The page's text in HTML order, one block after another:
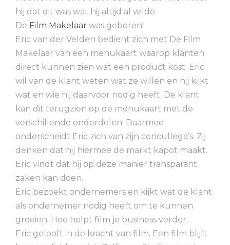
hij dat dit was wat hij altijd al wilde.
De Film Makelaar was geboren!
Eric van der Velden bedient zich met De Film
Makelaar van een menukaart waarop klanten
direct kunnen zien wat een product kost. Eric
wil van de klant weten wat ze willen en hij kijkt
wat en wie hij daarvoor nodig heeft. De klant
kan dit terugzien op de menukaart met de
verschillende onderdelen. Daarmee
onderscheidt Eric zich van zijn concullega’s. Zij
denken dat hij hiermee de markt kapot maakt.
Eric vindt dat hij op deze manier transparant
zaken kan doen.
Eric bezoekt ondernemers en kijkt wat de klant
als ondernemer nodig heeft om te kunnen
groeien. Hoe helpt film je business verder.
Eric gelooft in de kracht van film. Een film blijft